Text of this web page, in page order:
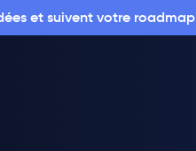
et suivent votre roadmap